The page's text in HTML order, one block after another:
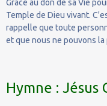
Grâce au don de sa Vie
Temple de Dieu vivant.
rappelle que toute
et que nous ne pouvons
Hymne : Jésus